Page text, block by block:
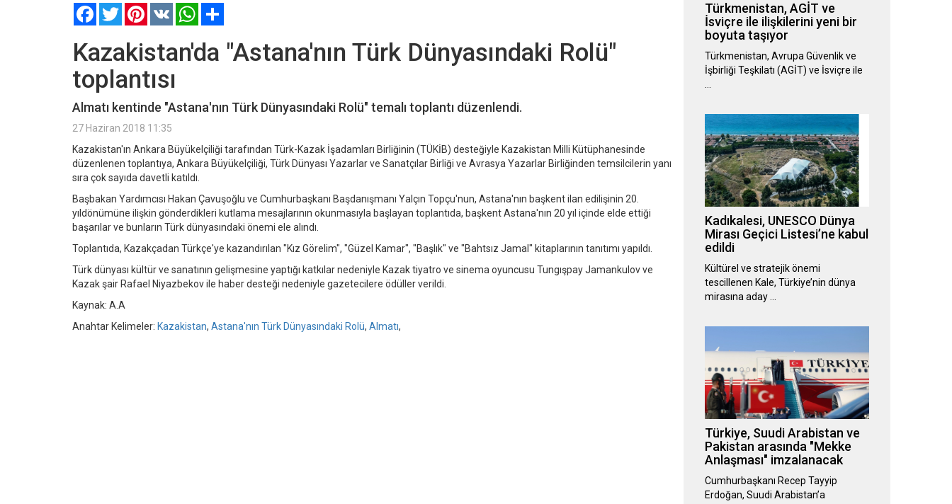
FacebookTwitterPinterest
VK WhatsApp
Kazakistan'da "Astana'nın Türk Dünyasındaki Rolü"
toplantısı
Almatı kentinde "Astana'nın Türk Dünyasındaki Rolü" temalı toplantı düzenlendi.
27 Haziran 2018 11:35
Kazakistan'ın Ankara Büyükelçiliği tarafından Türk-Kazak İşadamları Birliğinin (TÜKİB) desteğiyle Kazakistan Milli Kütüphanesinde
düzenlenen toplantıya, Ankara Büyükelçiliği, Türk Dünyası Yazarlar ve Sanatçılar Birliği ve Avrasya Yazarlar Birliğinden temsilcilerin yanı
sıra çok sayıda davetli katıldı.
Başbakan Yardımcısı Hakan Çavuşoğlu ve Cumhurbaşkanı Başdanışmanı Yalçın Topçu'nun, Astana'nın başkent ilan edilişinin 20.
yıldönümüne ilişkin gönderdikleri kutlama mesajlarının okunmasıyla başlayan toplantıda, başkent Astana'nın 20 yıl içinde elde ettiği
başarılar ve bunların Türk dünyasındaki önemi ele alındı.
Toplantıda, Kazakçadan Türkçe'ye kazandırılan "Kız Görelim", "Güzel Kamar", "Başlık" ve "Bahtsız Jamal" kitaplarının tanıtımı yapıldı.
Türk dünyası kültür ve sanatının gelişmesine yaptığı katkılar nedeniyle Kazak tiyatro ve sinema oyuncusu Tungışpay Jamankulov ve
Kazak şair Rafael Niyazbekov ile haber desteği nedeniyle gazetecilere ödüller verildi.
Kaynak: A.A
Anahtar Kelimeler: Kazakistan, Astana'nın Türk Dünyasındaki Rolü, Almatı,
Türkmenistan, AGİT ve
İsviçre ile ilişkilerini yeni bir
boyuta taşıyor
Türkmenistan, Avrupa Güvenlik ve
İşbirliği Teşkilatı (AGİT) ve İsviçre ile
Kadıkalesi, UNESCO Dünya
Mirası Geçici Listesi’ne kabul
edildi
Kültürel ve stratejik önemi
tescillenen Kale, Türkiye’nin dünya
mirasına aday …
Türkiye, Suudi Arabistan ve
Pakistan arasında "Mekke
Anlaşması" imzalanacak
Cumhurbaşkanı Recep Tayyip
Erdoğan, Suudi Arabistan’a